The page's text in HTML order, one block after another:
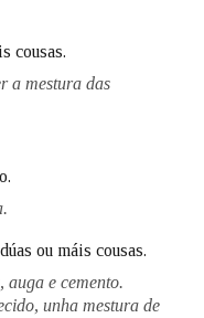
cousas.
a mestura das
ou máis cousas.
auga e cemento.
unha mestura de